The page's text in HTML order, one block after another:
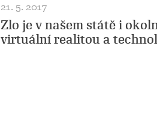
21. 5. 2017
Zlo je v našem státě i
virtuální realitou a